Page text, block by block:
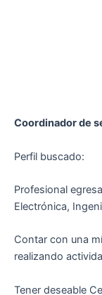
Coordinador de
Perfil buscado:
Profesional
Electrónica,
Contar con una
realizando
Tener deseable